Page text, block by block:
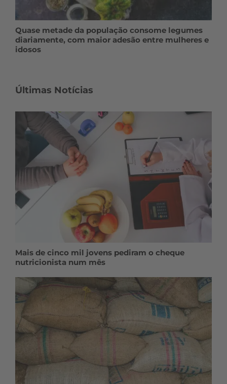
Quase metade da população consome legumes
diariamente, com maior adesão entre mulheres e
idosos
Últimas Notícias
Mais de cinco mil jovens pediram o cheque
nutricionista num mês